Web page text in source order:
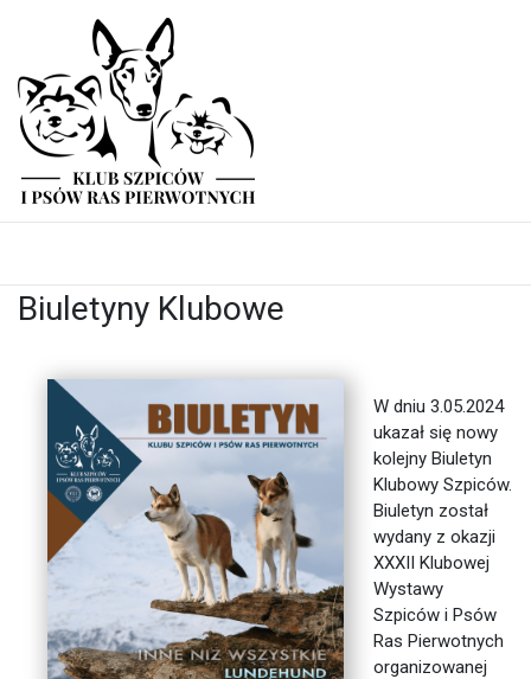
Biuletyny Klubowe
W dniu 3.05.2024
ukazał się nowy
kolejny Biuletyn
Klubowy Szpiców.
Biuletyn został
wydany z okazji
XXXII Klubowej
Wystawy
Szpiców i Psów
Ras Pierwotnych
organizowanej